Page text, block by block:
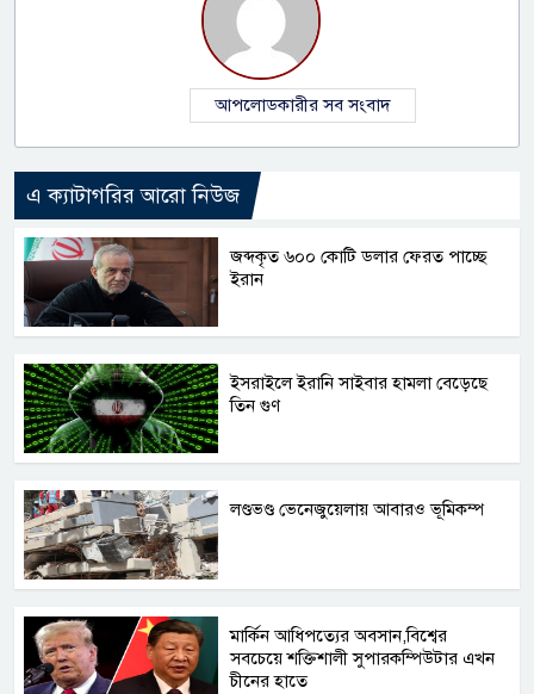
আপলোডকারীর সব সংবাদ
এ ক্যাটাগরির আরো নিউজ
জব্দকৃত ৬০০ কোটি ডলার ফেরত পাচ্ছে
ইরান
ইসরাইলে ইরানি সাইবার হামলা বেড়েছে
তিন গুণ
লণ্ডভণ্ড ভেনেজুয়েলায় আবারও ভূমিকম্প
মার্কিন আধিপত্যের অবসান,বিশ্বের
সবচেয়ে শক্তিশালী সুপারকম্পিউটার এখন
চীনের হাতে